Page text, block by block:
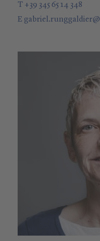
T +39 345 65 14 348
E gabriel.runggaldier@